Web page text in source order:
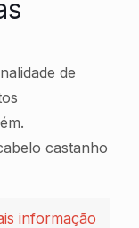
de
castanho
informação